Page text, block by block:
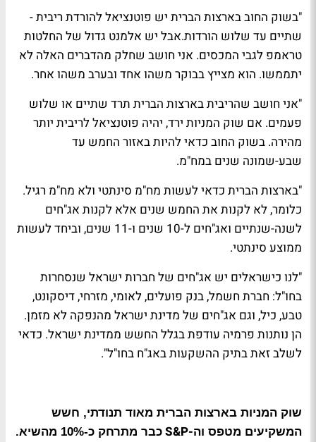
"בשוק החוב בארצות הברית יש פוטנציאל להורדת ריבית -
שתיים עד שלוש הורדות.אבל יש אלמנט גדול של החלטות
טראמפ לגבי המכסים. אני חושב שחלק מהדברים האלה לא
יתממשו. הוא מצייץ בבוקר משהו אחד ובערב משהו אחר.
"אני חושב שהריבית בארצות הברית תרד שתיים או שלוש
פעמים. אם שוק המניות ירד, יהיה פוטנציאל לריבית יותר
מהירה. בשוק החוב כדאי להיות באזור החמש עד
שבע-שמונה שנים במח"מ.
"בארצות הברית כדאי לעשות מח"מ סינתטי ולא מח"מ רגיל.
כלומר, לא לקנות את החמש שנים אלא לקנות אג"חים
לשנה-שנתיים ואג"חים ל-10 שנים ו-11 שנים, וביחד לעשות
ממוצע סינתטי.
"לנו כישראלים יש אג"חים של חברות ישראל שנסחרות
בחו"ל: חברת חשמל, בנק פועלים, לאומי, מזרחי, דיסקונט,
טבע, כיל, וגם אג"חים של מדינת ישראל מהנפקה לא מזמן.
הן נותנות פרמיה עודפת בגלל החשש ממדינת ישראל. כדאי
לשלב זאת בתיק ההשקעות באג"ח בחו"ל".
שוק המניות בארצות הברית מאוד תנודתי, חשש
המשקיעים מטפס וה-S&P כבר מתרחק כ-10% מהשיא.